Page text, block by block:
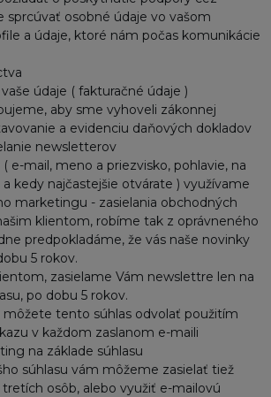
sprcúvať osobné údaje vo vašom
a údaje, ktoré nám počas komunikácie
údaje ( fakturačné údaje )
aby sme vyhoveli zákonnej
a evidenciu daňových dokladov
newsletterov
e-mail, meno a priezvisko, pohlavie, na
kedy najčastejšie otvárate ) využívame
marketingu - zasielania obchodných
klientom, robíme tak z oprávneného
predpokladáme, že vás naše novinky
5 rokov.
zasielame Vám newslettre len na
po dobu 5 rokov.
môžete tento súhlas odvolať použitím
v každom zaslanom e-maili
na základe súhlasu
súhlasu vám môžeme zasielať tiež
osôb, alebo využiť e-mailovú